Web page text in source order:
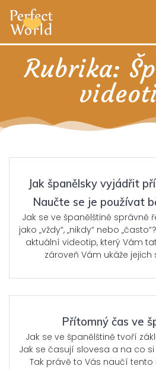
Rubrika:
Jak španělsky vyjádřit
Naučte se je používat
Jak se ve španělštině správně
jako „vždy“, „nikdy“ nebo
aktuální videotip, který Vám
zároveň Vám ukáže
Přítomný čas ve
Jak se ve španělštině tvoří
Jak se časují slovesa a na co
Tak právě to Vás naučí tento